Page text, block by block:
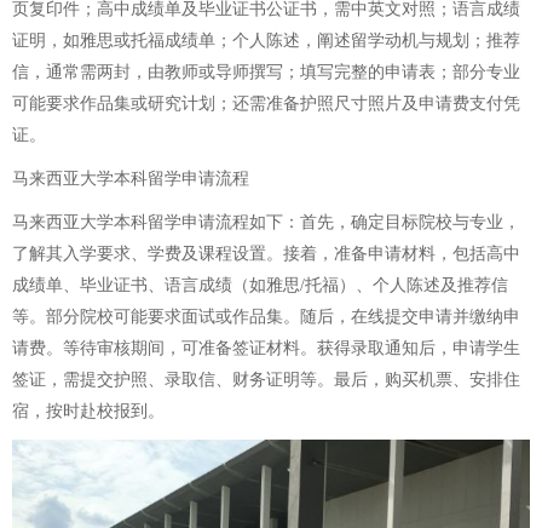
页复印件；高中成绩单及毕业证书公证书，需中英文对照；语言成绩
证明，如雅思或托福成绩单；个人陈述，阐述留学动机与规划；推荐
信，通常需两封，由教师或导师撰写；填写完整的申请表；部分专业
可能要求作品集或研究计划；还需准备护照尺寸照片及申请费支付凭
证。
马来西亚大学本科留学申请流程
马来西亚大学本科留学申请流程如下：首先，确定目标院校与专业，
了解其入学要求、学费及课程设置。接着，准备申请材料，包括高中
成绩单、毕业证书、语言成绩（如雅思/托福）、个人陈述及推荐信
等。部分院校可能要求面试或作品集。随后，在线提交申请并缴纳申
请费。等待审核期间，可准备签证材料。获得录取通知后，申请学生
签证，需提交护照、录取信、财务证明等。最后，购买机票、安排住
宿，按时赴校报到。